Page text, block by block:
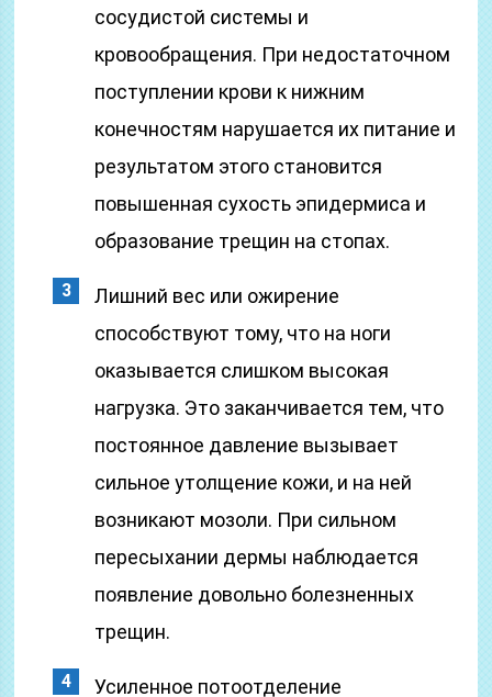
сосудистой системы и
кровообращения. При недостаточном
поступлении крови к нижним
конечностям нарушается их питание и
результатом этого становится
повышенная сухость эпидермиса и
образование трещин на стопах.
Лишний вес или ожирение
способствуют тому, что на ноги
оказывается слишком высокая
нагрузка. Это заканчивается тем, что
постоянное давление вызывает
сильное утолщение кожи, и на ней
возникают мозоли. При сильном
пересыхании дермы наблюдается
появление довольно болезненных
трещин.
Усиленное потоотделение